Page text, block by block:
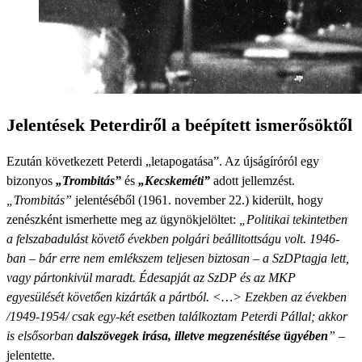
Jelentések Peterdiről a beépített ismerősöktől
Ezután következett Peterdi „letapogatása”. Az újságíróról egy
bizonyos „Trombitás” és „Kecskeméti” adott jellemzést.
„Trombitás” jelentéséből (1961. november 22.) kiderült, hogy
zenészként ismerhette meg az ügynökjelöltet:
„Politikai tekintetben
a felszabadulást követő években polgári beállitottságu volt. 1946-
ban – bár erre nem emlékszem teljesen biztosan – a SzDPtagja lett,
vagy pártonkivül maradt. Édesapját az SzDP és az MKP
egyesülését követően kizárták a pártból. <…> Ezekben az években
/1949-1954/ csak egy-két esetben találkoztam Peterdi Pállal; akkor
is elsősorban dalszövegek irása, illetve megzenésitése ügyében” –
jelentette.